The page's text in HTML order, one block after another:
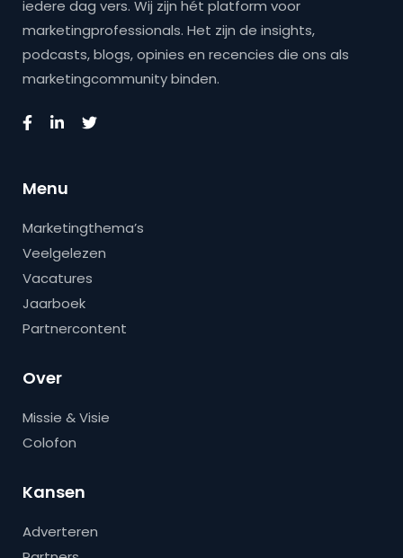
iedere dag vers. Wij zijn hét platform voor
marketingprofessionals. Het zijn de insights,
podcasts, blogs, opinies en recencies die ons als
marketingcommunity binden.
Menu
Marketingthema’s
Veelgelezen
Vacatures
Jaarboek
Partnercontent
Over
Missie & Visie
Colofon
Kansen
Adverteren